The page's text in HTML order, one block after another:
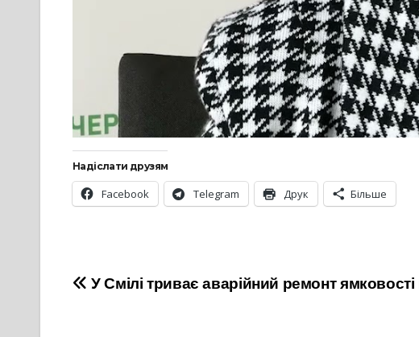
Надіслати друзям
Facebook Telegram Друк Більше
Навігація
У Смілі триває аварійний ремонт ямковості